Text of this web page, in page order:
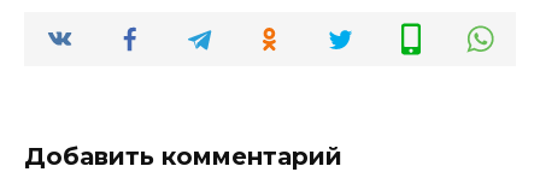
Добавить комментарий